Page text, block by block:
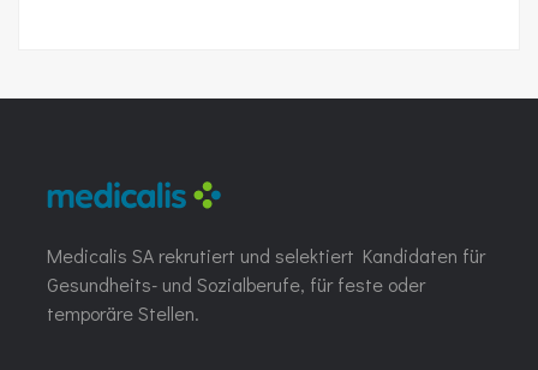
Medicalis SA rekrutiert und selektiert Kandidaten für
Gesundheits- und Sozialberufe, für feste oder
temporäre Stellen.